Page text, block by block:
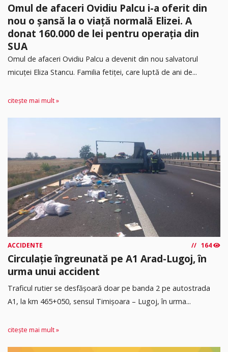
Omul de afaceri Ovidiu Palcu i-a oferit din
nou o șansă la o viață normală Elizei. A
donat 160.000 de lei pentru operația din
SUA
Omul de afaceri Ovidiu Palcu a devenit din nou salvatorul
micuței Eliza Stancu. Familia fetiței, care luptă de ani de...
citește mai mult »
ACCIDENTE 164
Circulație îngreunată pe A1 Arad-Lugoj, în
urma unui accident
Traficul rutier se desfășoară doar pe banda 2 pe autostrada
A1, la km 465+050, sensul Timişoara – Lugoj, în urma...
citește mai mult »